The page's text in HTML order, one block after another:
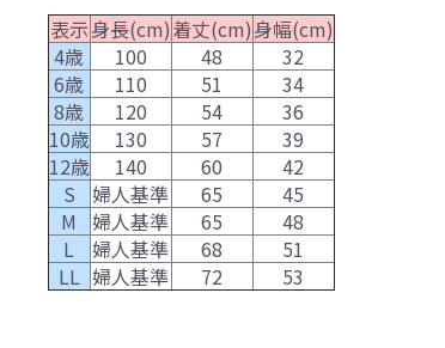
表示身長(cm)着丈(cm)身幅(cm)
4歳
100 48
32
6歳
110 51
34
8歳
120 54
36
10歳
130 57
39
12歳
140 60
42
S
婦人基準 65
45
M
婦人基準 65
48
L
婦人基準 68
51
LL 婦人基準 72 53